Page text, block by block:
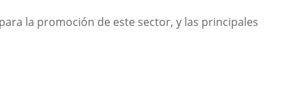
la promoción de este sector, y las principales